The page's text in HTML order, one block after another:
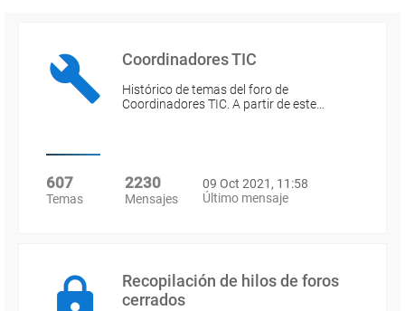
Coordinadores TIC
Histórico de temas del foro de
Coordinadores TIC. A partir de este…
607
Temas
2230
Mensajes
09 Oct 2021, 11:58
Último mensaje
Recopilación de hilos de foros
cerrados